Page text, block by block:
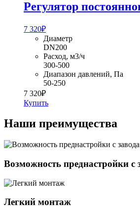
Регулятор
7 320₽
Диаметр
DN200
Расход, м3/ч
300-500
Диапазон давлений, Па
50-250
7 320₽
Купить
Наши преимущества
Возможность преднастройки с
Легкий монтаж